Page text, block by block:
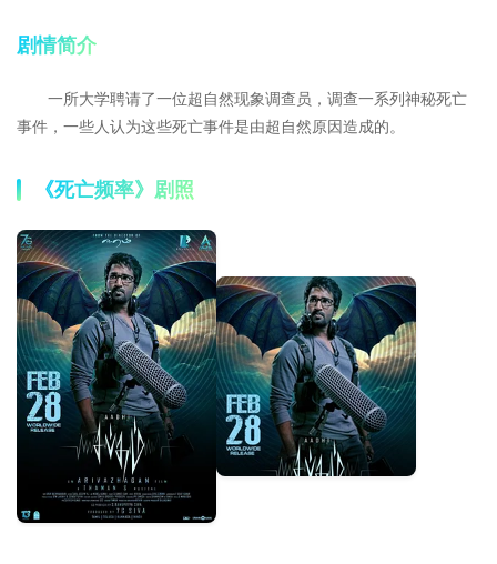
剧情简介
一所大学聘请了一位超自然现象调查员，调查一系列神秘死亡
事件，一些人认为这些死亡事件是由超自然原因造成的。
《死亡频率》剧照